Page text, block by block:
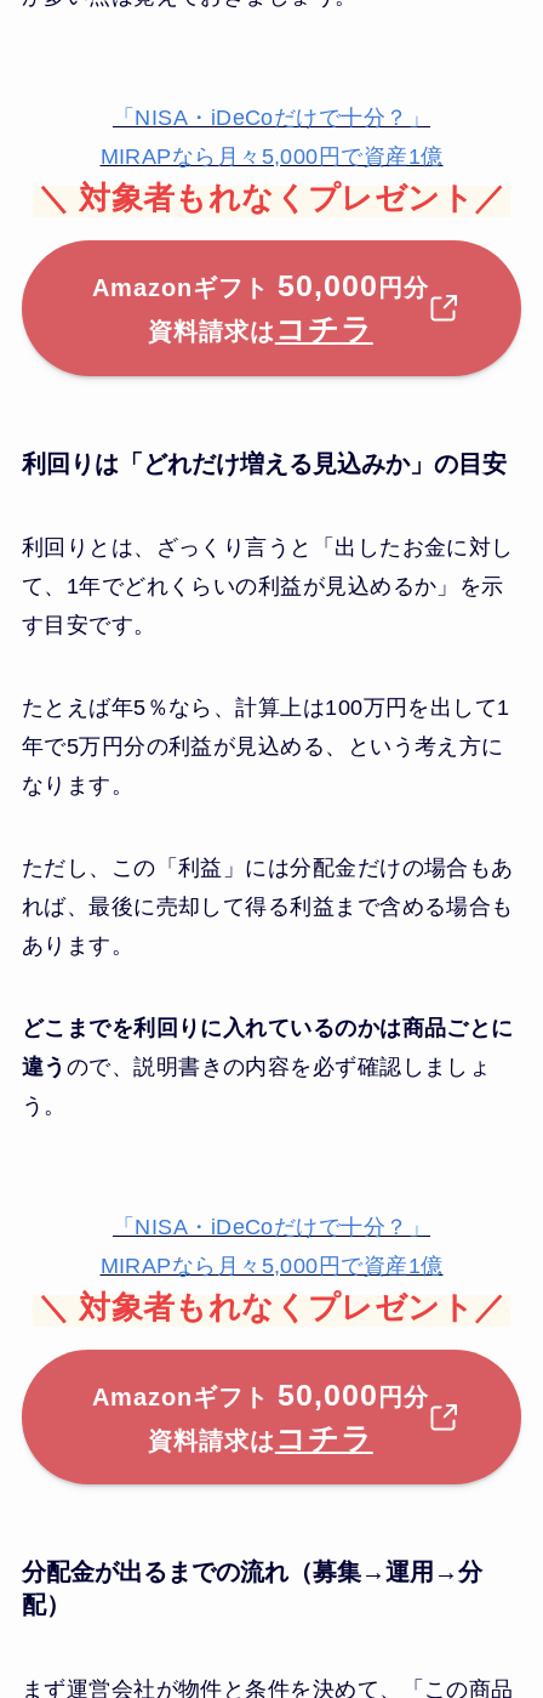
「NISA・iDeCoだけで十分？」
MIRAPなら月々5,000円で資産1億
＼ 対象者もれなくプレゼント／
Amazonギフト 50,000 円分
資料請求は コチラ
利回りは「どれだけ増える見込みか」の目安
利回りとは、ざっくり言うと「出したお金に対し
て、1年でどれくらいの利益が見込めるか」を示
す目安です。
たとえば年5％なら、計算上は100万円を出して1
年で5万円分の利益が見込める、という考え方に
なります。
ただし、この「利益」には分配金だけの場合もあ
れば、最後に売却して得る利益まで含める場合も
あります。
どこまでを利回りに入れているのかは商品ごとに
違う ので、説明書きの内容を必ず確認しましょ
う。
「NISA・iDeCoだけで十分？」
MIRAPなら月々5,000円で資産1億
＼ 対象者もれなくプレゼント／
Amazonギフト 50,000 円分
資料請求は コチラ
分配金が出るまでの流れ（募集→運用→分
配）
まず運営会社が物件と条件を決めて、「この商品